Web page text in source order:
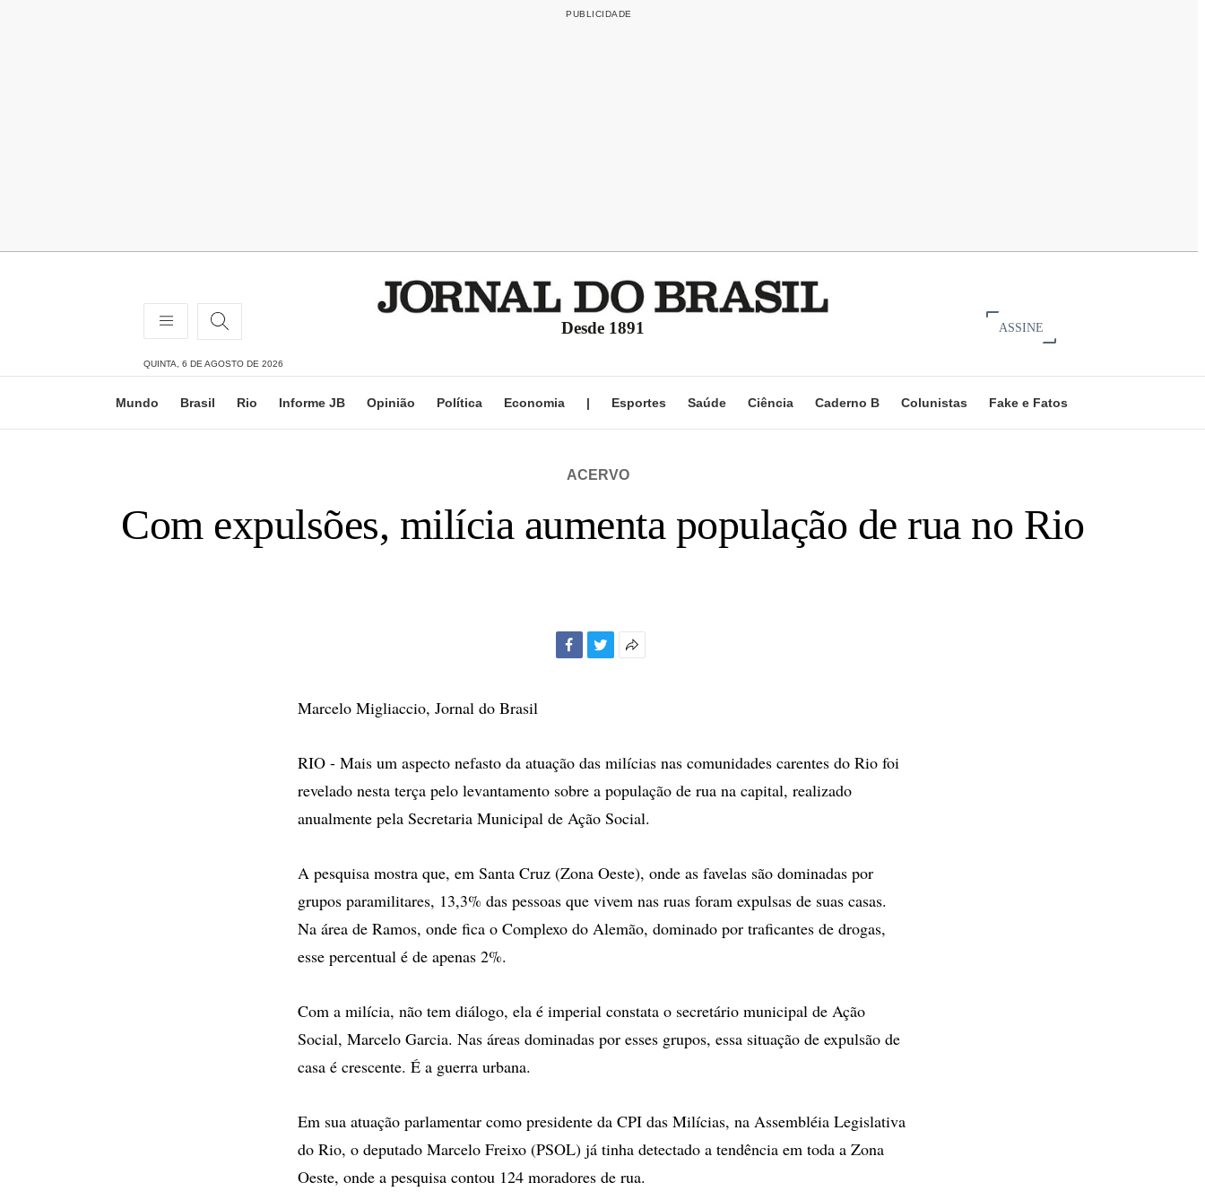
Desde 1891 ASSINE
QUINTA, 6 DE AGOSTO DE 2026
Mundo Brasil Rio Informe JB Opinião Política Economia | Esportes Saúde Ciência Caderno B Colunistas Fake e Fatos
ACERVO
Com expulsões, milícia aumenta população de rua no Rio
Marcelo Migliaccio, Jornal do Brasil
RIO - Mais um aspecto nefasto da atuação das milícias nas comunidades carentes do Rio foi
revelado nesta terça pelo levantamento sobre a população de rua na capital, realizado
anualmente pela Secretaria Municipal de Ação Social.
A pesquisa mostra que, em Santa Cruz (Zona Oeste), onde as favelas são dominadas por
grupos paramilitares, 13,3% das pessoas que vivem nas ruas foram expulsas de suas casas.
Na área de Ramos, onde fica o Complexo do Alemão, dominado por traficantes de drogas,
esse percentual é de apenas 2%.
Com a milícia, não tem diálogo, ela é imperial constata o secretário municipal de Ação
Social, Marcelo Garcia. Nas áreas dominadas por esses grupos, essa situação de expulsão de
casa é crescente. É a guerra urbana.
Em sua atuação parlamentar como presidente da CPI das Milícias, na Assembléia Legislativa
do Rio, o deputado Marcelo Freixo (PSOL) já tinha detectado a tendência em toda a Zona
Oeste, onde a pesquisa contou 124 moradores de rua.